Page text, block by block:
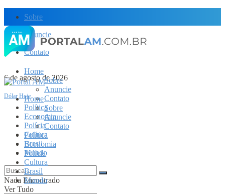
Sobre
Anuncie
Contato
6 de agosto de 2026
Dólar Hoje
Home
Sobre
Anuncie
Contato
Política
Economia
Polícia
Cultura
Brasil
Mundo
Nada Encontrado
Ver Tudo
Home
Sobre
Anuncie
Contato
Política
Economia
Polícia
Cultura
Brasil
Mundo